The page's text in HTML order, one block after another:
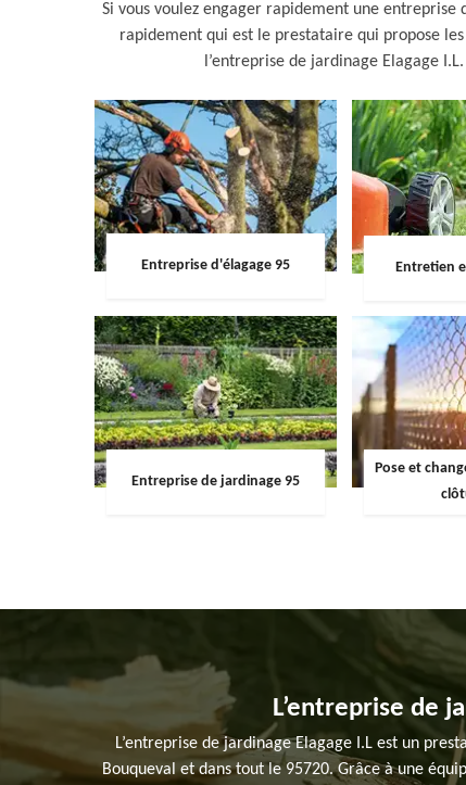
Si vous voulez engager rapidement une
rapidement qui est le prestataire qui propose
l’entreprise de jardinage Elagage
Entreprise d'élagage 95 Entretien
Entreprise de jardinage 95
Pose et
L’entreprise de
L’entreprise de jardinage Elagage I.L est un
Bouqueval et dans tout le 95720. Grâce à une